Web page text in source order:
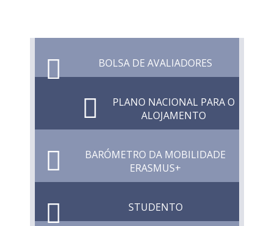
BOLSA DE AVALIADORES
PLANO NACIONAL PARA O
ALOJAMENTO
BARÓMETRO DA MOBILIDADE
ERASMUS+
STUDENTO